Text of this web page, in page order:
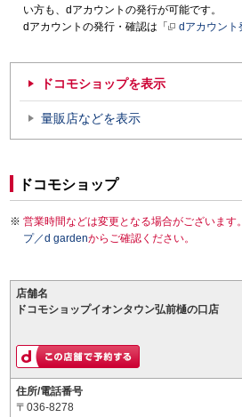
い方も、dアカウントの発行が可能です。
dアカウントの発行・確認は「
dアカウント
ドコモショップを表示
量販店などを表示
ドコモショップ
営業時間などは変更となる場合がございます
プ／d gardenからご確認ください。
店舗名
ドコモショップイオンタウン弘前樋の口店
住所/電話番号
〒036-8278